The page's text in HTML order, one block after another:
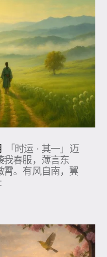
「时运 · 其一」迈
我春服，薄言东
霄。有风自南，翼